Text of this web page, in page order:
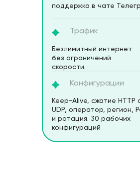
поддержка в чате
Трафик
Конфигурации
Безлимитный интернет
без ограничений
скорости.
Keep-Alive, сжатие HTTP
UDP, оператор, регион,
и ротация. 30 рабочих
конфигураций